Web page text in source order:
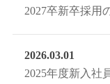
2027卒新卒採用
2026.03.01
2025年度新入社